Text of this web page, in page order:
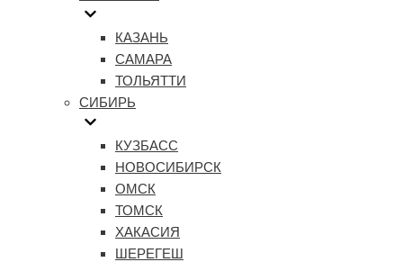
КАЗАНЬ
САМАРА
ТОЛЬЯТТИ
СИБИРЬ
КУЗБАСС
НОВОСИБИРСК
ОМСК
ТОМСК
ХАКАСИЯ
ШЕРЕГЕШ